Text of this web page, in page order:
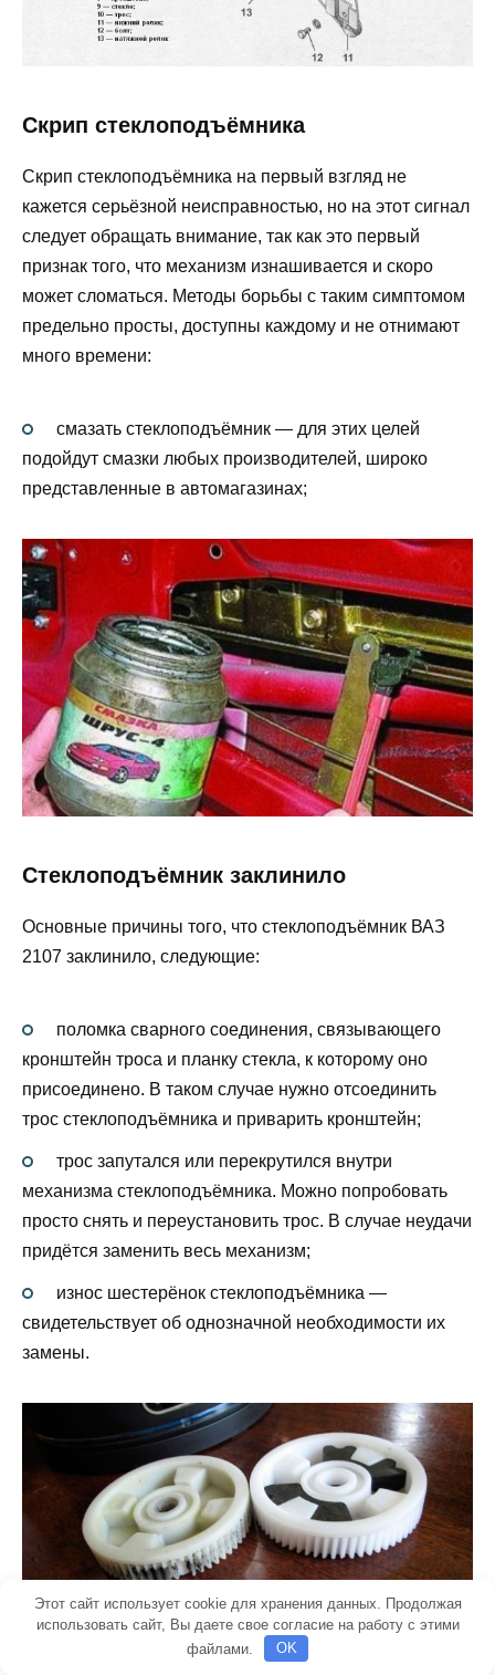
Скрип стеклоподъёмника
Скрип стеклоподъёмника на первый взгляд не
кажется серьёзной неисправностью, но на этот сигнал
следует обращать внимание, так как это первый
признак того, что механизм изнашивается и скоро
может сломаться. Методы борьбы с таким симптомом
предельно просты, доступны каждому и не отнимают
много времени:
смазать стеклоподъёмник — для этих целей
подойдут смазки любых производителей, широко
представленные в автомагазинах;
Стеклоподъёмник заклинило
Основные причины того, что стеклоподъёмник ВАЗ
2107 заклинило, следующие:
поломка сварного соединения, связывающего
кронштейн троса и планку стекла, к которому оно
присоединено. В таком случае нужно отсоединить
трос стеклоподъёмника и приварить кронштейн;
трос запутался или перекрутился внутри
механизма стеклоподъёмника. Можно попробовать
просто снять и переустановить трос. В случае неудачи
придётся заменить весь механизм;
износ шестерёнок стеклоподъёмника —
свидетельствует об однозначной необходимости их
замены.
Этот сайт использует cookie для хранения данных. Продолжая
использовать сайт, Вы даете свое согласие на работу с этими
файлами.
OK